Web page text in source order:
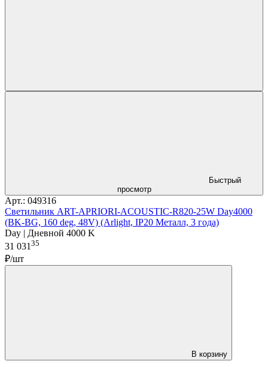
Быстрый
просмотр
Арт.: 049316
Светильник ART-APRIORI-ACOUSTIC-R820-25W Day4000
(BK-BG, 160 deg, 48V) (Arlight, IP20 Металл, 3 года)
Day | Дневной 4000 K
31 031 35
₽/шт
В корзину